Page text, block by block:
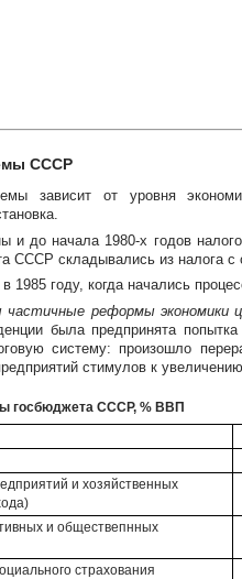
СССР
зависит от уровня
и до начала 1980-х годов
СССР складывались из налога с
1985 году, когда начались
реформы экономики
была предпринята
систему: произошло
стимулов к
госбюджета СССР, % ВВП
и хозяйственных
и обществепнных
страхования